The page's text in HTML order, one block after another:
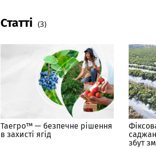
Статті (3)
Таегро™ — безпечне рішення
в захисті ягід
збут